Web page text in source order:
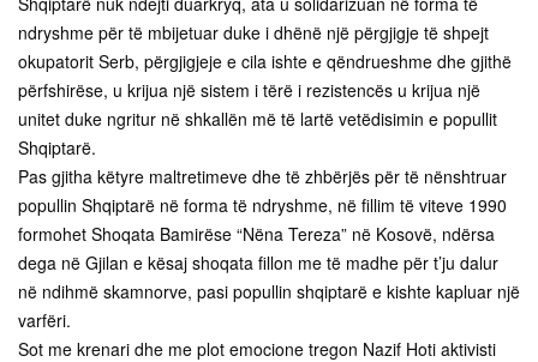
ndryshme për të mbijetuar duke i dhënë një përgjigje të shpejt
okupatorit Serb, përgjigjeje e cila ishte e qëndrueshme dhe gjithë
përfshirëse, u krijua një sistem i tërë i rezistencës u krijua një
unitet duke ngritur në shkallën më të lartë vetëdisimin e popullit
Shqiptarë.
Pas gjitha këtyre maltretimeve dhe të zhbërjës për të nënshtruar
popullin Shqiptarë në forma të ndryshme, në fillim të viteve 1990
formohet Shoqata Bamirëse “Nëna Tereza” në Kosovë, ndërsa
dega në Gjilan e kësaj shoqata fillon me të madhe për t’ju dalur
në ndihmë skamnorve, pasi popullin shqiptarë e kishte kapluar një
varfëri.
Sot me krenari dhe me plot emocione tregon Nazif Hoti aktivisti